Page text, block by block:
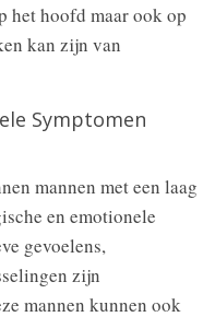
het hoofd maar ook op
kan zijn van
Symptomen
mannen met een laag
en emotionele
gevoelens,
zijn
mannen kunnen ook